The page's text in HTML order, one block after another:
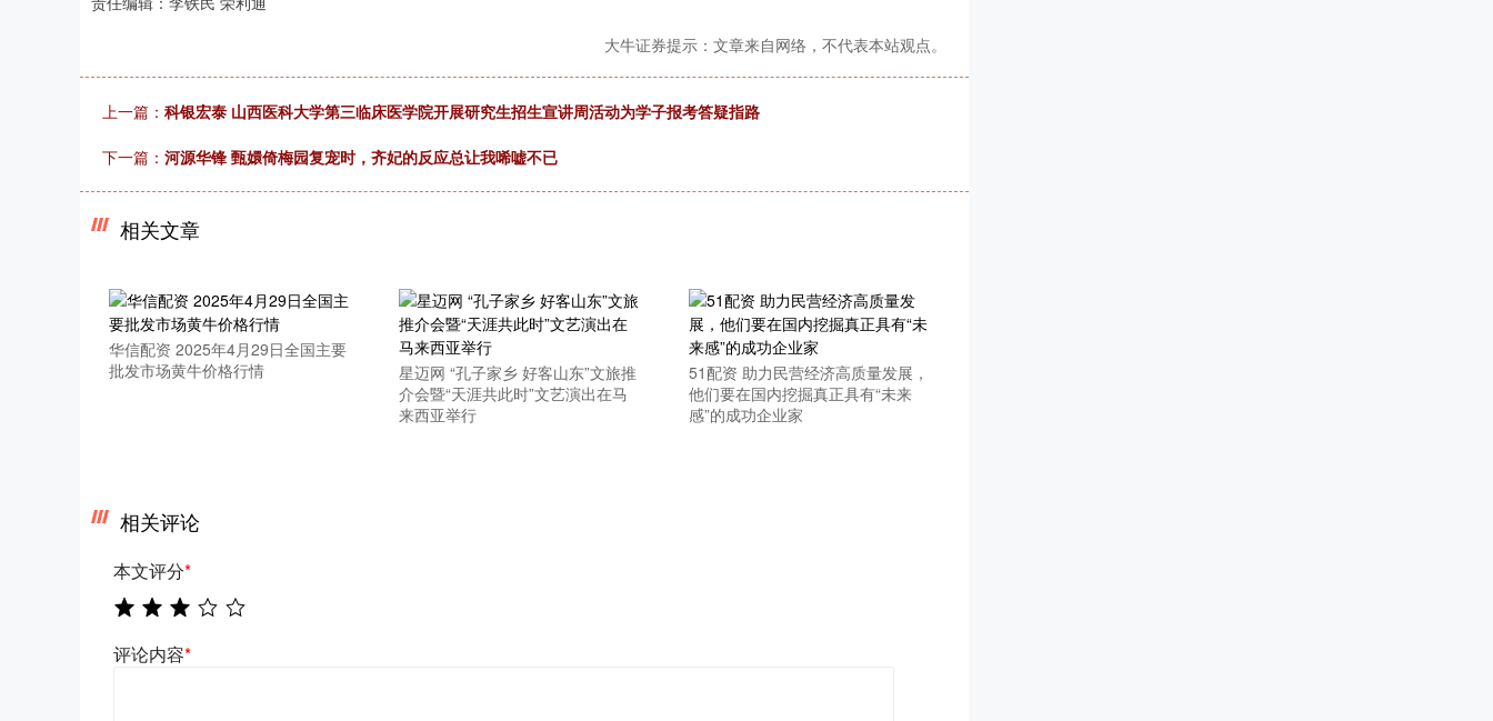
大牛证券提示：文章来自网络，不代表本站观点。
上一篇： 科银宏泰 山西医科大学第三临床医学院开展研究生招生宣讲周活动为学子报考答疑指路
下一篇： 河源华锋 甄嬛倚梅园复宠时，齐妃的反应总让我唏嘘不已
相关文章
华信配资 2025年4月29日全国主要
批发市场黄牛价格行情
星迈网 “孔子家乡 好客山东”文旅推
介会暨“天涯共此时”文艺演出在马
来西亚举行
51配资 助力民营经济高质量发展，
他们要在国内挖掘真正具有“未来
感”的成功企业家
相关评论
本文评分*
评论内容*